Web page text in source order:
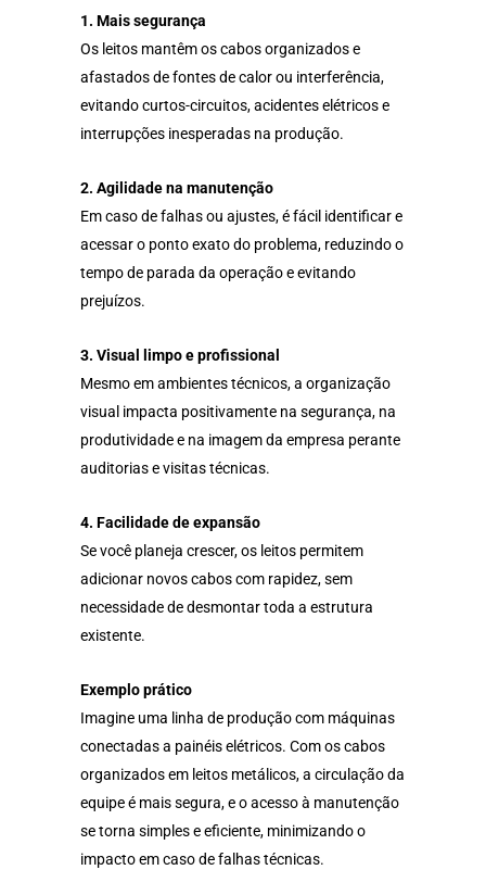
1. Mais segurança
Os leitos mantêm os cabos organizados e
afastados de fontes de calor ou interferência,
evitando curtos-circuitos, acidentes elétricos e
interrupções inesperadas na produção.
2. Agilidade na manutenção
Em caso de falhas ou ajustes, é fácil identificar e
acessar o ponto exato do problema, reduzindo o
tempo de parada da operação e evitando
prejuízos.
3. Visual limpo e profissional
Mesmo em ambientes técnicos, a organização
visual impacta positivamente na segurança, na
produtividade e na imagem da empresa perante
auditorias e visitas técnicas.
4. Facilidade de expansão
Se você planeja crescer, os leitos permitem
adicionar novos cabos com rapidez, sem
necessidade de desmontar toda a estrutura
existente.
Exemplo prático
Imagine uma linha de produção com máquinas
conectadas a painéis elétricos. Com os cabos
organizados em leitos metálicos, a circulação da
equipe é mais segura, e o acesso à manutenção
se torna simples e eficiente, minimizando o
impacto em caso de falhas técnicas.